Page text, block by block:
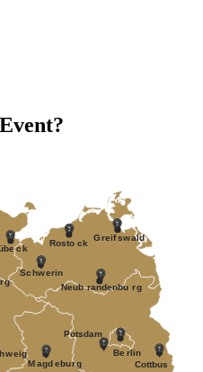
Be r lin
Magdeburg
hweig
rg
Greifswald
ck
Rosto ck
Schwerin
Cottbus
Potsdam
Neub randenbu rg